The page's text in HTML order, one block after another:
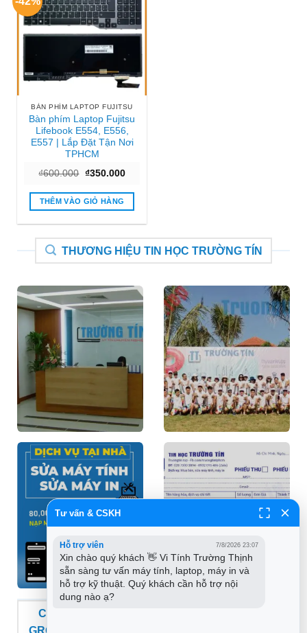
BÀN PHÍM LAPTOP FUJITSU
Bàn phím Laptop Fujitsu
Lifebook E554, E556,
E557 | Lắp Đặt Tận Nơi
TPHCM
₫600.000 Giá
là:
₫600.000.
₫350.000Giá
tại
₫350.000.
THÊM VÀO GIỎ HÀNG
THƯƠNG HIỆU TIN HỌC TRƯỜNG TÍN
CHUỖI CỬA HÀNG VI TÍNH TRƯỜNG THỊNH
GROUP - THƯƠNG HIỆU TIN HỌC TRƯỜNG TÍN
Tư vấn & CSKH
Hỗ trợ viên 7/8/2026 23:07
Xin chào quý khách 👋 Vi Tính Trường Thịnh
sẵn sàng tư vấn máy tính, laptop, máy in và
hỗ trợ kỹ thuật. Quý khách cần hỗ trợ nội
dung nào ạ?